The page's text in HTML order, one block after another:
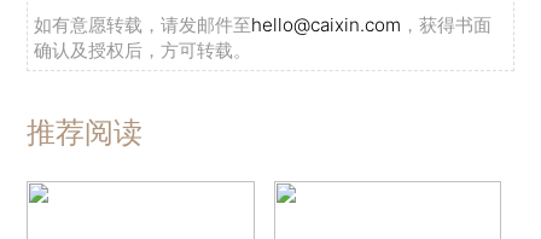
如有意愿转载，请发邮件至hello@caixin.com ，获得书面
确认及授权后，方可转载。
推荐阅读